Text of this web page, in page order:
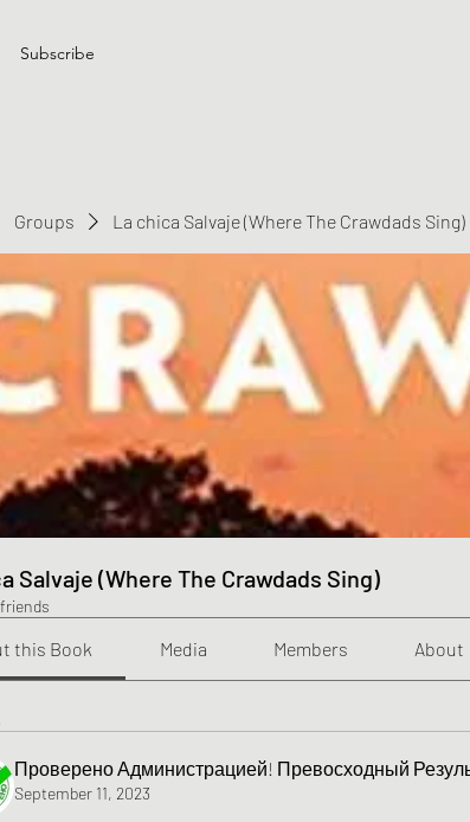
Subscribe
Groups La chica Salvaje (Where The Crawdads Sing)
Salvaje (Where The Crawdads Sing)
this Book Media Members About
Проверено Администрацией! Превосходный
September 11, 2023